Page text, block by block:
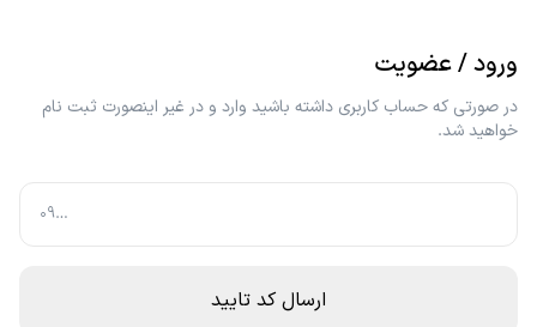
ورود / عضویت
در صورتی که حساب کاربری داشته باشید وارد و در غیر اینصورت ثبت نام
خواهید شد.
ارسال کد تایید